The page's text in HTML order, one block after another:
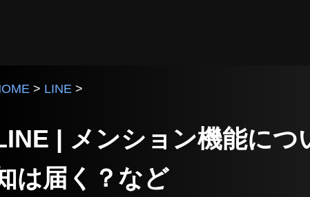
> LINE >
| メンション機能につ
は届く？など